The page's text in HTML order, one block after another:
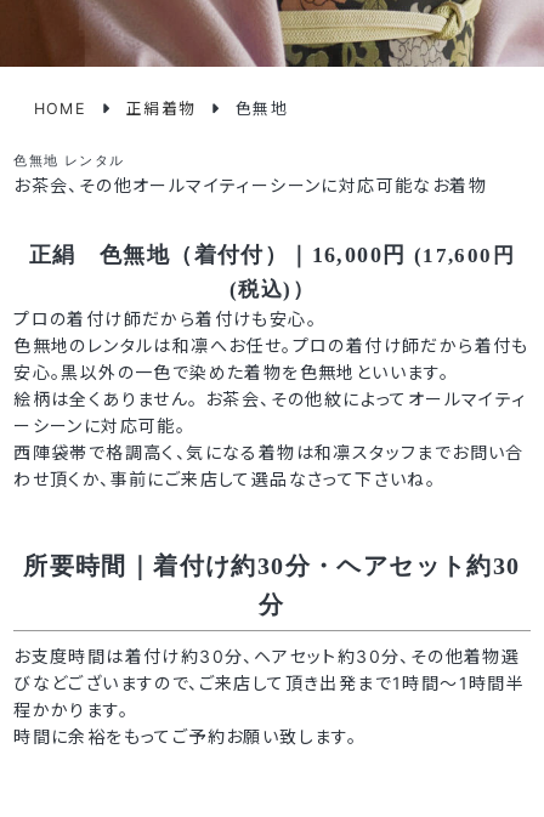
HOME 正絹着物 色無地
色無地 レンタル
お茶会、その他オールマイティーシーンに対応可能なお着物
正絹 色無地（着付付）｜16,000円 (17,600円
(税込)）
プロの着付け師だから着付けも安心。
色無地のレンタルは和凛へお任せ。プロの着付け師だから着付も
安心。黒以外の一色で染めた着物を色無地といいます。
絵柄は全くありません。 お茶会、その他紋によってオールマイティ
ーシーンに対応可能。
西陣袋帯で格調高く、気になる着物は和凛スタッフまでお問い合
わせ頂くか、事前にご来店して選品なさって下さいね。
所要時間｜着付け約30分・ヘアセット約30
分
お支度時間は着付け約30分、ヘアセット約30分、その他着物選
びなどございますので、ご来店して頂き出発まで1時間～1時間半
程かかります。
時間に余裕をもってご予約お願い致します。